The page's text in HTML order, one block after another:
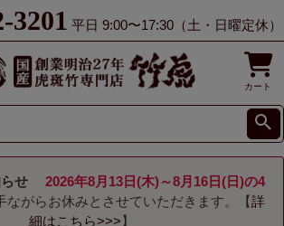
3201 平日 9:00〜17:30（土・日曜定休）
カート
せ
2026年8月13日(木)～8月16日(日)の4
ながらお休みとさせていただきます。【詳
細はこちら>>> 】